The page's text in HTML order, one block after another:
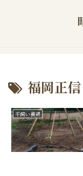
福岡正信
平飼い養鶏